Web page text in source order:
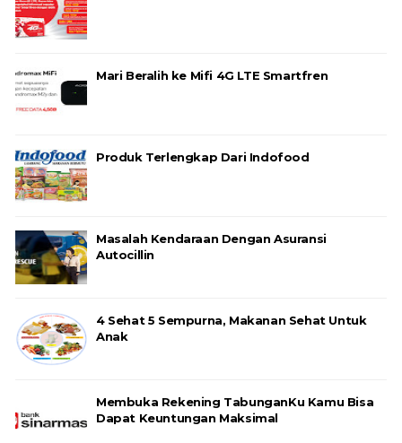
Mari Beralih ke Mifi 4G LTE Smartfren
Produk Terlengkap Dari Indofood
Masalah Kendaraan Dengan Asuransi
Autocillin
4 Sehat 5 Sempurna, Makanan Sehat Untuk
Anak
Membuka Rekening TabunganKu Kamu Bisa
Dapat Keuntungan Maksimal